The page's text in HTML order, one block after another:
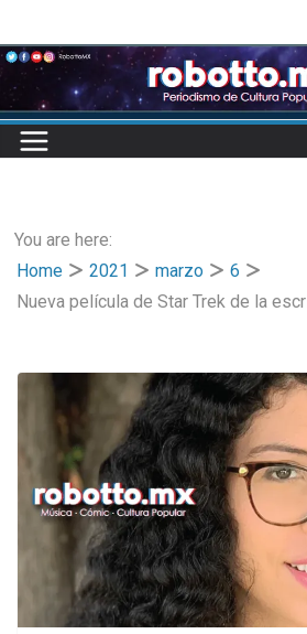
to
content
You are here:
Home
2021 marzo
6
Nueva película de Star Trek de la